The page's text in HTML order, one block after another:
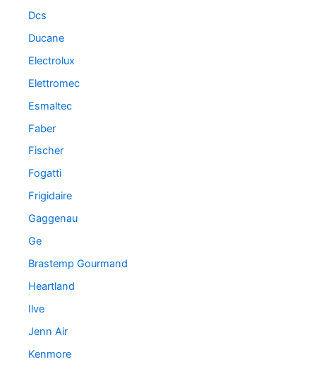
Dcs
Ducane
Electrolux
Elettromec
Esmaltec
Faber
Fischer
Fogatti
Frigidaire
Gaggenau
Ge
Brastemp Gourmand
Heartland
Ilve
Jenn Air
Kenmore